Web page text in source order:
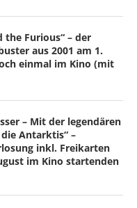
the Furious“ – der
aus 2001 am 1.
einmal im Kino (mit
– Mit der legendären
Antarktis“ –
inkl. Freikarten
im Kino startenden